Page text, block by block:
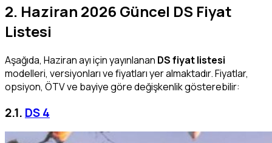
2. Haziran 2026 Güncel DS Fiyat
Listesi
Aşağıda, Haziran ayı için yayınlanan DS fiyat listesi
modelleri, versiyonları ve fiyatları yer almaktadır. Fiyatlar,
opsiyon, ÖTV ve bayiye göre değişkenlik gösterebilir:
2.1. DS 4